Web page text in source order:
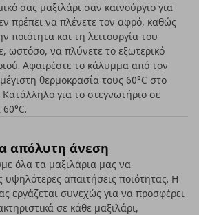
σας μαξιλάρι σαν καινούργιο για
πρέπει να πλένετε τον αφρό, καθώς
ποιότητα και τη λειτουργία του
ωστόσο, να πλύνετε το εξωτερικό
Αφαιρέστε το κάλυμμα από τον
θερμοκρασία τους 60°C στο
για το στεγνωτήριο σε
απόλυτη άνεση
όλα τα μαξιλάρια μας να
υψηλότερες απαιτήσεις ποιότητας. Η
εργάζεται συνεχώς για να προσφέρει
σε κάθε μαξιλάρι,